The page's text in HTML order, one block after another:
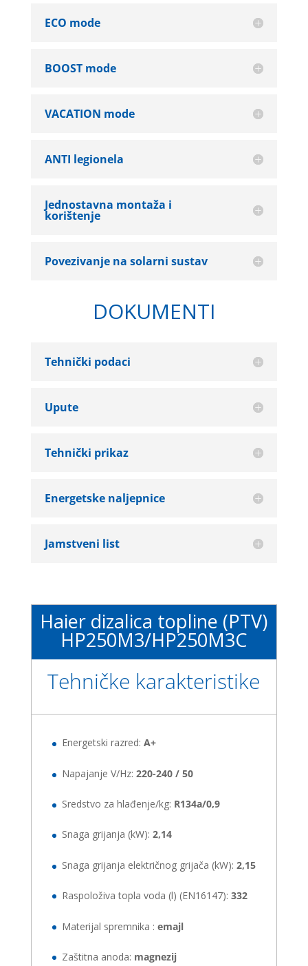
ECO mode
BOOST mode
VACATION mode
ANTI legionela
Jednostavna montaža i
korištenje
Povezivanje na solarni sustav
DOKUMENTI
Tehnički podaci
Upute
Tehnički prikaz
Energetske naljepnice
Jamstveni list
Haier dizalica topline (PTV)
HP250M3/HP250M3C
Tehničke karakteristike
Energetski razred: A+
Napajanje V/Hz: 220-240 / 50
Sredstvo za hlađenje/kg: R134a/0,9
Snaga grijanja (kW): 2,14
Snaga grijanja električnog grijača (kW): 2,15
Raspoloživa topla voda (l) (EN16147): 332
Materijal spremnika : emajl
Zaštitna anoda: magnezij